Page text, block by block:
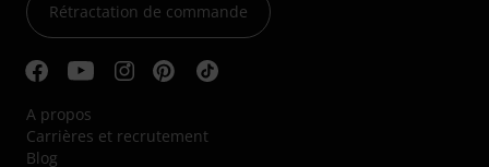
Rétractation de commande
A propos
Carrières et recrutement
Blog